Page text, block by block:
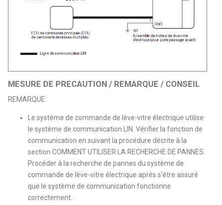
MESURE DE PRECAUTION / REMARQUE / CONSEIL
REMARQUE:
Le système de commande de lève-vitre électrique utilise
le système de communication LIN. Vérifier la fonction de
communication en suivant la procédure décrite à la
section COMMENT UTILISER LA RECHERCHE DE PANNES.
Procéder à la recherche de pannes du système de
commande de lève-vitre électrique après s'être assuré
que le système de communication fonctionne
correctement.